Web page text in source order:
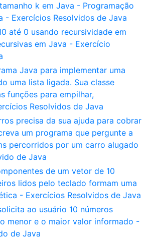
k em Java - Programação
- Exercícios Resolvidos de Java
até 0 usando recursividade em
em Java - Exercício
Java para implementar uma
uma lista ligada. Sua classe
funções para empilhar,
Resolvidos de Java
precisa da sua ajuda para cobrar
um programa que pergunte a
percorridos por um carro alugado
de Java
de um vetor de 10
lidos pelo teclado formam uma
- Exercícios Resolvidos de Java
ao usuário 10 números
menor e o maior valor informado -
de Java